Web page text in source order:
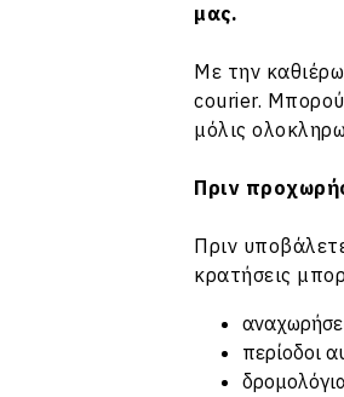
μας.
Με την
courier.
μόλις
Πριν
Πριν
κρατήσεις
περίοδοι